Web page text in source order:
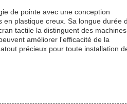
de pointe avec une conception
plastique creux. Sa longue durée
tactile la distinguent des machines
améliorer l'efficacité de la
précieux pour toute installation